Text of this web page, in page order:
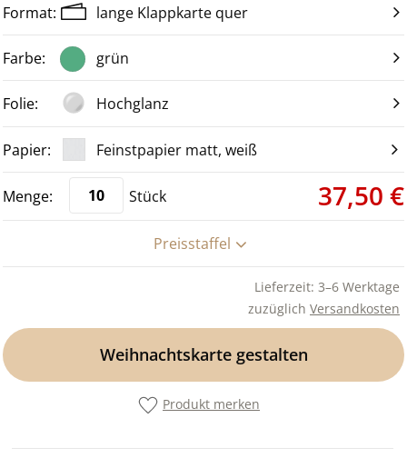
lange Klappkarte quer
grün
Hochglanz
Feinstpapier matt, weiß
Stück 37,50 €
Preisstaffel
Lieferzeit: 3–6 Werktage
zuzüglich Versandkosten
Weihnachtskarte gestalten
Produkt merken